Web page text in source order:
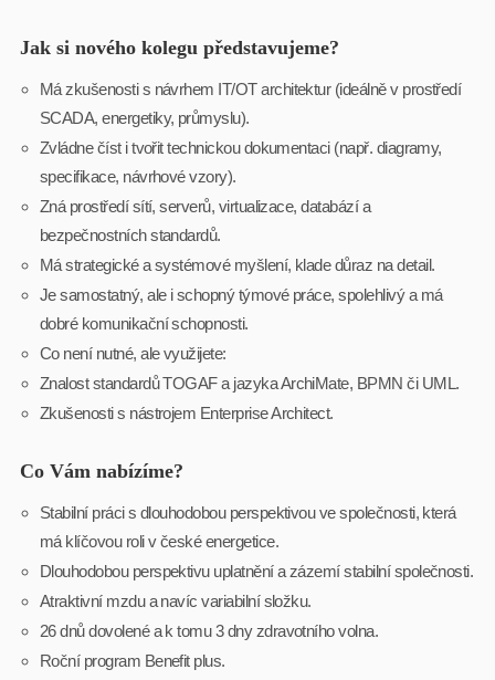
Jak si nového kolegu představujeme?
Má zkušenosti s návrhem IT/OT architektur (ideálně v prostředí
SCADA, energetiky, průmyslu).
Zvládne číst i tvořit technickou dokumentaci (např. diagramy,
specifikace, návrhové vzory).
Zná prostředí sítí, serverů, virtualizace, databází a
bezpečnostních standardů.
Má strategické a systémové myšlení, klade důraz na detail.
Je samostatný, ale i schopný týmové práce, spolehlivý a má
dobré komunikační schopnosti.
Co není nutné, ale využijete:
Znalost standardů TOGAF a jazyka ArchiMate, BPMN či UML.
Zkušenosti s nástrojem Enterprise Architect.
Co Vám nabízíme?
Stabilní práci s dlouhodobou perspektivou ve společnosti, která
má klíčovou roli v české energetice.
Dlouhodobou perspektivu uplatnění a zázemí stabilní společnosti.
Atraktivní mzdu a navíc variabilní složku.
26 dnů dovolené a k tomu 3 dny zdravotního volna.
Roční program Benefit plus.